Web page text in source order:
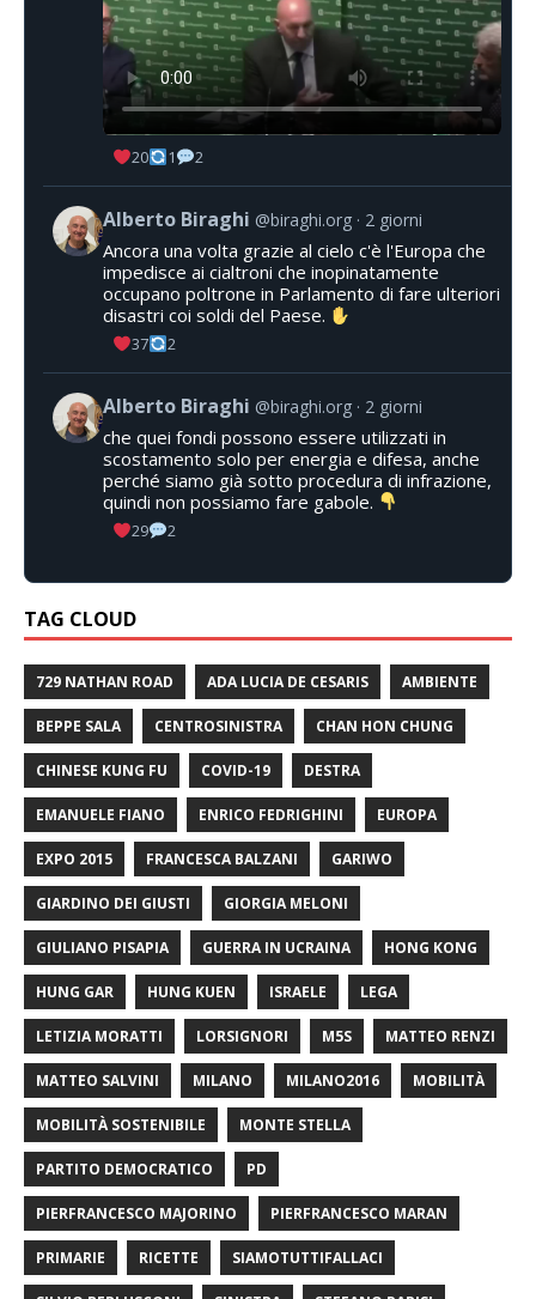
20 1 2
Alberto Biraghi @biraghi.org 2 giorni
Ancora una volta grazie al cielo c'è l'Europa che
impedisce ai cialtroni che inopinatamente
occupano poltrone in Parlamento di fare ulteriori
disastri coi soldi del Paese.
37 2
Alberto Biraghi @biraghi.org 2 giorni
che quei fondi possono essere utilizzati in
scostamento solo per energia e difesa, anche
perché siamo già sotto procedura di infrazione,
quindi non possiamo fare gabole.
29 2
TAG CLOUD
729 NATHAN ROAD ADA LUCIA DE CESARIS AMBIENTE
BEPPE SALA CENTROSINISTRA CHAN HON CHUNG
CHINESE KUNG FU COVID-19 DESTRA
EMANUELE FIANO ENRICO FEDRIGHINI EUROPA
EXPO 2015 FRANCESCA BALZANI GARIWO
GIARDINO DEI GIUSTI GIORGIA MELONI
GIULIANO PISAPIA GUERRA IN UCRAINA HONG KONG
HUNG GAR HUNG KUEN ISRAELE LEGA
LETIZIA MORATTI LORSIGNORI M5S MATTEO RENZI
MATTEO SALVINI MILANO MILANO2016 MOBILITÀ
MOBILITÀ SOSTENIBILE MONTE STELLA
PARTITO DEMOCRATICO PD
PIERFRANCESCO MAJORINO PIERFRANCESCO MARAN
PRIMARIE RICETTE SIAMOTUTTIFALLACI